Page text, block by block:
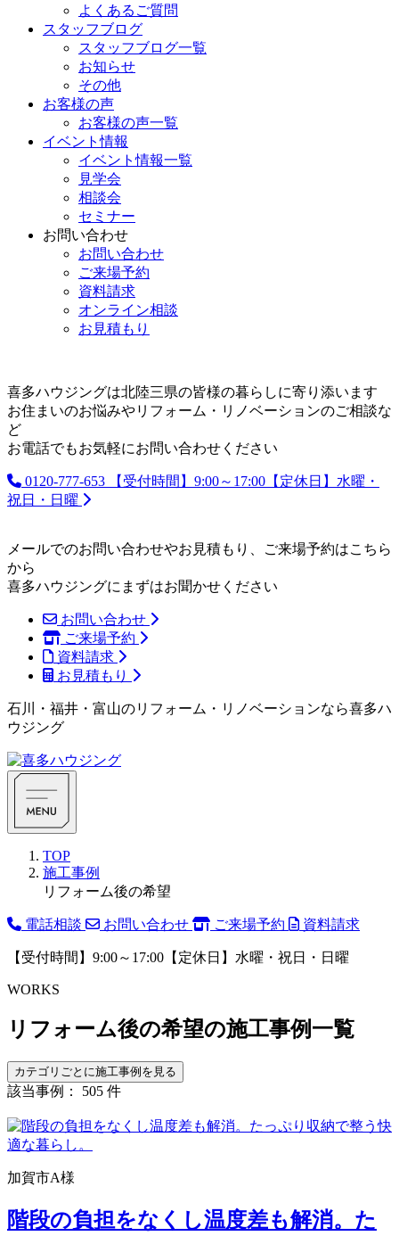
よくあるご質問
スタッフブログ
スタッフブログ一覧
お知らせ
その他
お客様の声
お客様の声一覧
イベント情報
イベント情報一覧
見学会
相談会
セミナー
お問い合わせ
お問い合わせ
ご来場予約
資料請求
オンライン相談
お見積もり
喜多ハウジングは北陸三県の皆様の暮らしに寄り添います
お住まいのお悩みやリフォーム・リノベーションのご相談な
ど
お電話でもお気軽にお問い合わせください
0120-777-653
【受付時間】9:00～17:00【定休日】水曜・
祝日・日曜
メールでのお問い合わせやお見積もり、ご来場予約はこちら
から
喜多ハウジングにまずはお聞かせください
お問い合わせ
ご来場予約
資料請求
お見積もり
石川・福井・富山のリフォーム・リノベーションなら喜多ハ
ウジング
TOP
施工事例
リフォーム後の希望
電話相談 お問い合わせ ご来場予約 資料請求
【受付時間】9:00～17:00【定休日】水曜・祝日・日曜
WORKS
リフォーム後の希望の施工事例一覧
カテゴリごとに施工事例を見る
該当事例： 505 件
加賀市A様
階段の負担をなくし温度差も解消。た